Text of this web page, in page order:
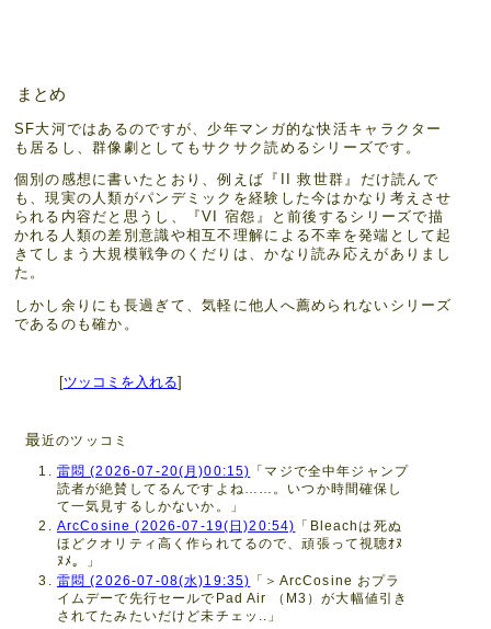
まとめ
SF大河ではあるのですが、少年マンガ的な快活キャラクター
も居るし、群像劇としてもサクサク読めるシリーズです。
個別の感想に書いたとおり、例えば『II 救世群』だけ読んで
も、現実の人類がパンデミックを経験した今はかなり考えさせ
られる内容だと思うし、『VI 宿怨』と前後するシリーズで描
かれる人類の差別意識や相互不理解による不幸を発端として起
きてしまう大規模戦争のくだりは、かなり読み応えがありまし
た。
しかし余りにも長過ぎて、気軽に他人へ薦められないシリーズ
であるのも確か。
[ツッコミを入れる]
最近のツッコミ
雷悶 (2026-07-20(月)00:15)
「マジで全中年ジャンプ
読者が絶賛してるんですよね……。いつか時間確保し
て一気見するしかないか。」
ArcCosine (2026-07-19(日)20:54)
「Bleachは死ぬ
ほどクオリティ高く作られてるので、頑張って視聴ｵﾇ
ﾇﾒ。」
雷悶 (2026-07-08(水)19:35)
「＞ArcCosine おプラ
イムデーで先行セールでPad Air （M3）が大幅値引き
されてたみたいだけど未チェッ..」